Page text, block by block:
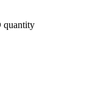
quantity